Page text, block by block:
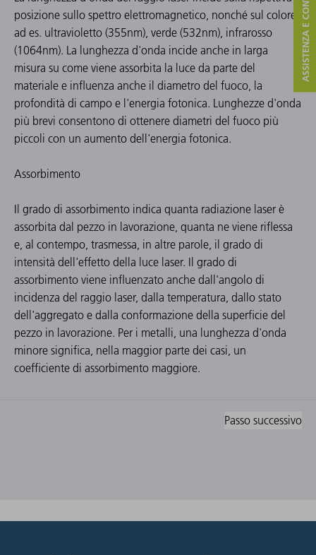
posizione sullo spettro elettromagnetico, nonché sul colore,
ad es. ultravioletto (355nm), verde (532nm), infrarosso
(1064nm). La lunghezza d'onda incide anche in larga
misura su come viene assorbita la luce da parte del
materiale e influenza anche il diametro del fuoco, la
profondità di campo e l'energia fotonica. Lunghezze d'onda
più brevi consentono di ottenere diametri del fuoco più
piccoli con un aumento dell'energia fotonica.
Assorbimento
Il grado di assorbimento indica quanta radiazione laser è
assorbita dal pezzo in lavorazione, quanta ne viene riflessa
e, al contempo, trasmessa, in altre parole, il grado di
intensità dell'effetto della luce laser. Il grado di
assorbimento viene influenzato anche dall'angolo di
incidenza del raggio laser, dalla temperatura, dallo stato
dell'aggregato e dalla conformazione della superficie del
pezzo in lavorazione. Per i metalli, una lunghezza d'onda
minore significa, nella maggior parte dei casi, un
coefficiente di assorbimento maggiore.
Passo successivo
ASSISTENZA E CONTATTO